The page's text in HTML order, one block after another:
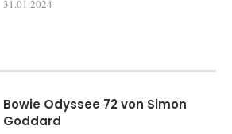
31.01.2024
Bowie Odyssee 72 von Simon
Goddard